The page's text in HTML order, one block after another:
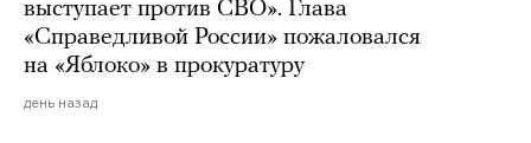
выступает против СВО». Глава
«Справедливой России» пожаловался
на «Яблоко» в прокуратуру
день назад